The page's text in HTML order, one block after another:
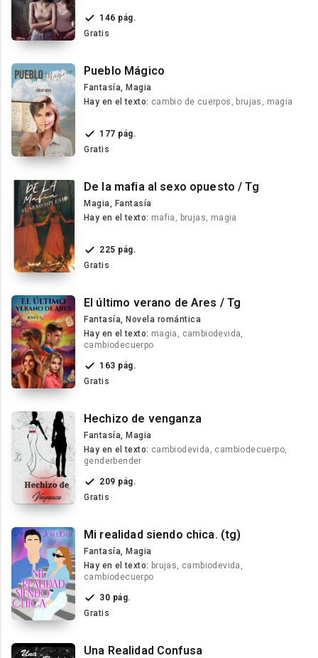
146 pág.
Gratis
Pueblo Mágico
Fantasía, Magia
Hay en el texto: cambio de cuerpos, brujas, magia
177 pág.
Gratis
De la mafia al sexo opuesto / Tg
Magia, Fantasía
Hay en el texto: mafia, brujas, magia
225 pág.
Gratis
El último verano de Ares / Tg
Fantasía, Novela romántica
Hay en el texto: magia, cambiodevida,
cambiodecuerpo
163 pág.
Gratis
Hechizo de venganza
Fantasía, Magia
Hay en el texto: cambiodevida, cambiodecuerpo,
genderbender
209 pág.
Gratis
Mi realidad siendo chica. (tg)
Fantasía, Magia
Hay en el texto: brujas, cambiodevida,
cambiodecuerpo
30 pág.
Gratis
Una Realidad Confusa